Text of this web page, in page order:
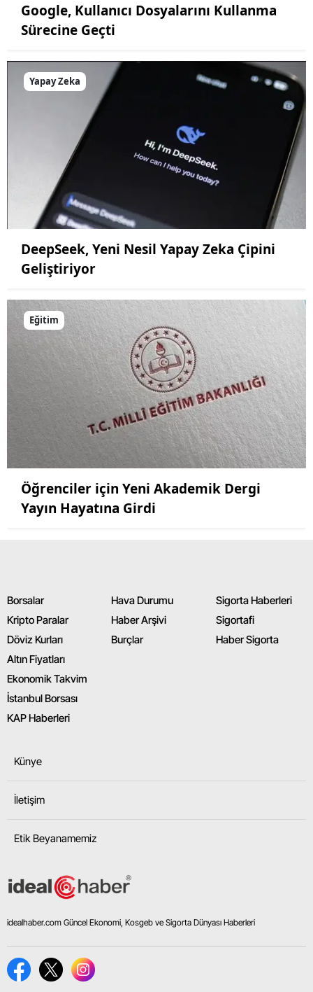
Google, Kullanıcı Dosyalarını Kullanma
Sürecine Geçti
Yapay Zeka
DeepSeek, Yeni Nesil Yapay Zeka Çipini
Geliştiriyor
Eğitim
Öğrenciler için Yeni Akademik Dergi
Yayın Hayatına Girdi
Borsalar
Kripto Paralar
Döviz Kurları
Altın Fiyatları
Ekonomik Takvim
İstanbul Borsası
KAP Haberleri
Hava Durumu
Haber Arşivi
Burçlar
Sigorta Haberleri
Sigortafi
Haber Sigorta
Künye
İletişim
Etik Beyanamemiz
idealhaber.com Güncel Ekonomi, Kosgeb ve Sigorta Dünyası Haberleri